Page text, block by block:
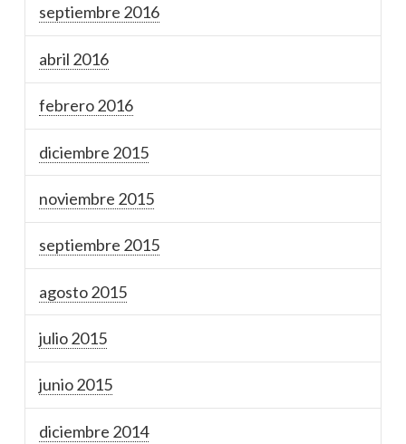
septiembre 2016
abril 2016
febrero 2016
diciembre 2015
noviembre 2015
septiembre 2015
agosto 2015
julio 2015
junio 2015
diciembre 2014